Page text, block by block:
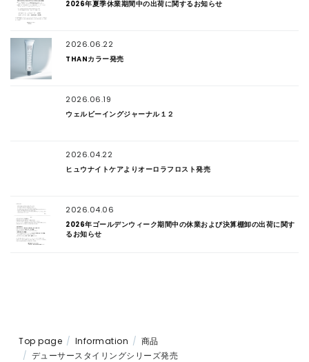
2026年夏季休業期間中の出荷に関するお知らせ
2026.06.22
THANカラー発売
2026.06.19
ウェルビーイングジャーナル１２
2026.04.22
ヒュウナイトケアよりオーロラフロスト発売
2026.04.06
2026年ゴールデンウィーク期間中の休業および決算棚卸の出荷に関す
るお知らせ
Top page Information
商品
デューサースタイリングシリーズ発売